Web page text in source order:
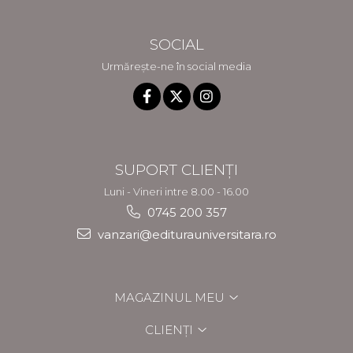
SOCIAL
Urmărește-ne în social media
SUPORT CLIENȚI
Luni - Vineri intre 8.00 - 16.00
0745 200 357
vanzari@editurauniversitara.ro
MAGAZINUL MEU
CLIENȚI